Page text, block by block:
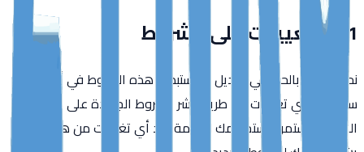
11. التغييرات على الشروط
نحن نحتفظ بالحق في تعديل أو استبدال هذه الشروط في أي وقت.
سنخطرك بأي تغييرات عن طريق نشر الشروط الجديدة على هذه
الصفحة. استمرار استخدامك للخدمة بعد أي تغييرات من هذا القبيل